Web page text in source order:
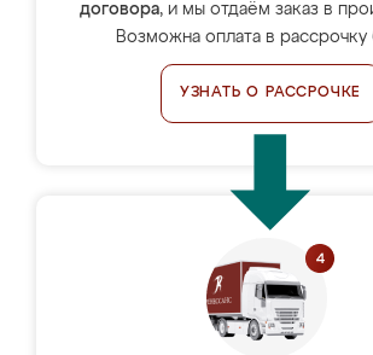
договора, и мы отдаём заказ в
Возможна оплата в рассрочку
УЗНАТЬ О РАССРОЧКЕ